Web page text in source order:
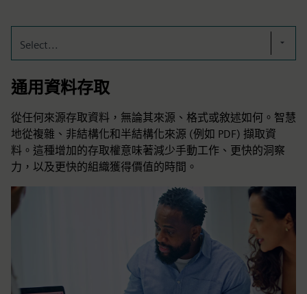
Select...
通用資料存取
從任何來源存取資料，無論其來源、格式或敘述如何。智慧
地從複雜、非結構化和半結構化來源 (例如 PDF) 擷取資
料。這種增加的存取權意味著減少手動工作、更快的洞察
力，以及更快的組織獲得價值的時間。